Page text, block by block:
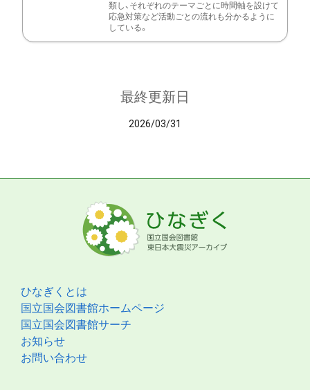
類し、それぞれのテーマごとに時間軸を設けて
応急対策など活動ごとの流れも分かるように
している。
最終更新日
2026/03/31
ひなぎくとは
国立国会図書館ホームページ
国立国会図書館サーチ
お知らせ
お問い合わせ